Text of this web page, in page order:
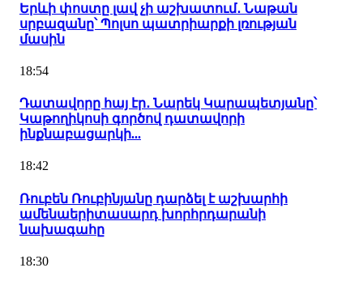
Երևի փոստը լավ չի աշխատում․ Նաթան
սրբազանը՝ Պոլսո պատրիարքի լռության
մասին
18:54
Դատավորը հայ էր․ Նարեկ Կարապետյանը՝
Կաթողիկոսի գործով դատավորի
ինքնաբացարկի...
18:42
Ռուբեն Ռուբինյանը դարձել է աշխարհի
ամենաերիտասարդ խորհրդարանի
նախագահը
18:30